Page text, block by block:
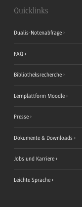
Quicklinks
Dualis-Notenabfrage
FAQ
Bibliotheksrecherche
Lernplattform Moodle
Presse
Dokumente & Downloads
Jobs und Karriere
Leichte Sprache